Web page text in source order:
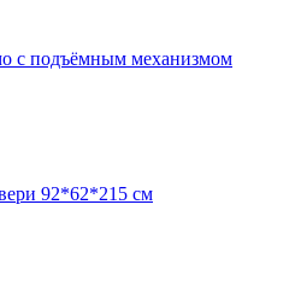
с подъёмным механизмом
92*62*215 см